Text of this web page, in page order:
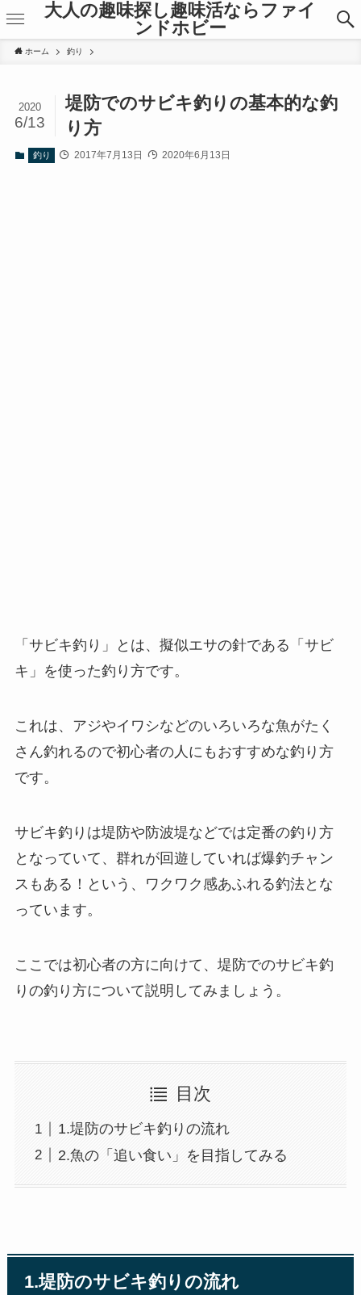
大人の趣味探し趣味活ならファイ
ンドホビー
ホーム 釣り
堤防でのサビキ釣りの基本的な釣
り方
2020
6/13
釣り 2017年7月13日 2020年6月13日
「サビキ釣り」とは、擬似エサの針である「サビ
キ」を使った釣り方です。
これは、アジやイワシなどのいろいろな魚がたく
さん釣れるので初心者の人にもおすすめな釣り方
です。
サビキ釣りは堤防や防波堤などでは定番の釣り方
となっていて、群れが回遊していれば爆釣チャン
スもある！という、ワクワク感あふれる釣法とな
っています。
ここでは初心者の方に向けて、堤防でのサビキ釣
りの釣り方について説明してみましょう。
目次
1.堤防のサビキ釣りの流れ
2.魚の「追い食い」を目指してみる
1.堤防のサビキ釣りの流れ